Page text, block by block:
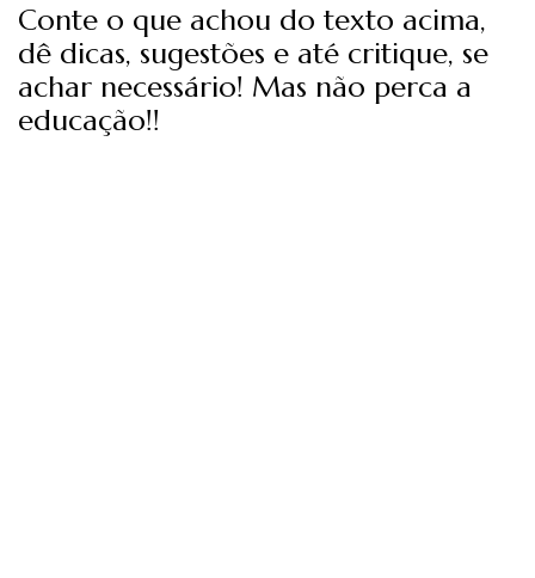
Conte o que achou do texto acima,
dê dicas, sugestões e até critique, se
achar necessário! Mas não perca a
educação!!